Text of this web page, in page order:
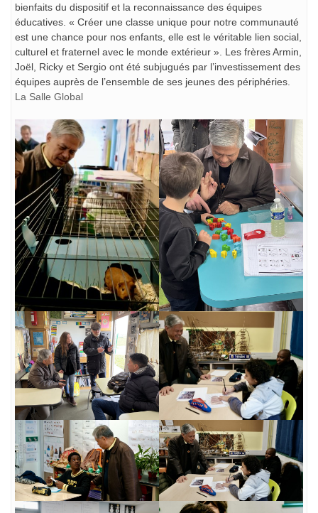
bienfaits du dispositif et la reconnaissance des équipes
éducatives. « Créer une classe unique pour notre communauté
est une chance pour nos enfants, elle est le véritable lien social,
culturel et fraternel avec le monde extérieur ». Les frères Armin,
Joël, Ricky et Sergio ont été subjugués par l’investissement des
équipes auprès de l’ensemble de ses jeunes des périphéries.
La Salle Global